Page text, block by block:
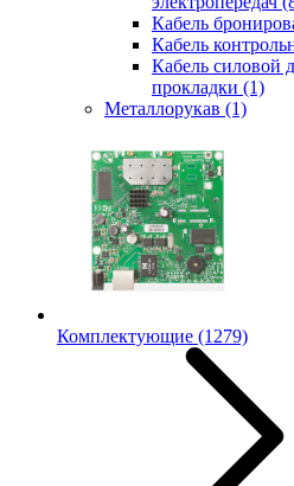
Кабель
Кабель
Кабель силовой
прокладки (1)
Металлорукав (1)
Комплектующие (1279)